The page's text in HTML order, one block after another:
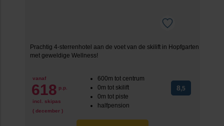
Prachtig 4-sterrenhotel aan de voet van de skilift in Hopfgarten
met geweldige Wellness!
vanaf
618 p.p.
incl. skipas
( december )
600m tot centrum
0m tot skilift
0m tot piste
halfpension
8,5